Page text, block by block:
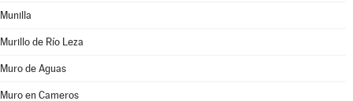
Munilla
Murillo de Río Leza
Muro de Aguas
Muro en Cameros